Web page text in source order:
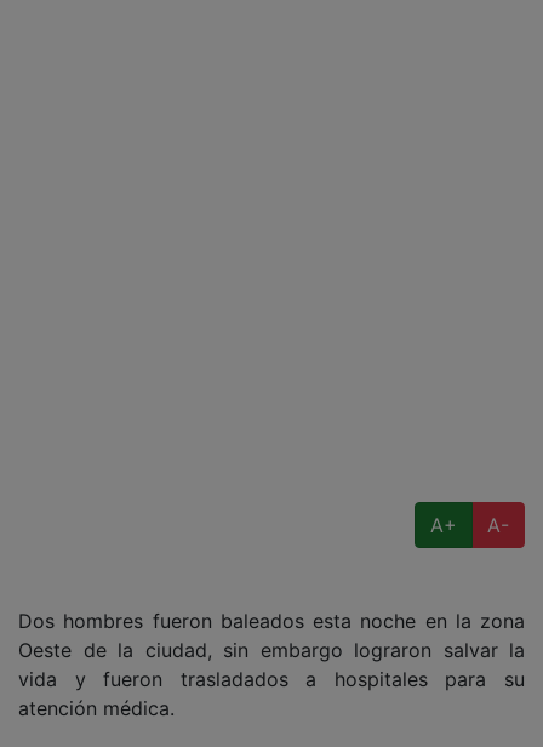
A+ A-
Dos hombres fueron baleados esta noche en la zona
Oeste de la ciudad, sin embargo lograron salvar la
vida y fueron trasladados a hospitales para su
atención médica.